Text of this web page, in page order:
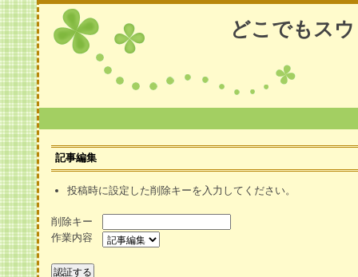
どこでもス
記事編集
投稿時に設定した削除キーを入力してください。
削除キー
作業内容